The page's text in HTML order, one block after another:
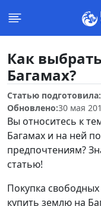
Как
Багамах?
Статью подготовила:
Обновлено:30 мая
Вы относитесь к
Багамах и на ней
предпочтениям?
статью!
Покупка
купить землю на